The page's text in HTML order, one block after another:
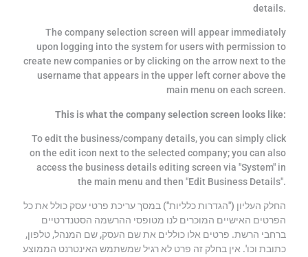
details.
The company selection screen will appear immediately
upon logging into the system for users with permission to
create new companies or by clicking on the arrow next to the
username that appears in the upper left corner above the
main menu on each screen.
This is what the company selection screen looks like:
To edit the business/company details, you can simply click
on the edit icon next to the selected company; you can also
access the business details editing screen via "System" in
the main menu and then "Edit Business Details".
החלק העליון ("הגדרות כלליות") במסך עריכת פרטי עסק כולל את כל
הפרטים האישיים המוכרים לנו מטופסי ההרשמה הסטנדרטיים
ברחבי הרשת. פרטים אלו כוללים את שם העסק, שם המנהל, טלפון,
כתובת וכו'. אין בחלק זה פרט לא רגיל שמשתמש האינטרנט הממוצע